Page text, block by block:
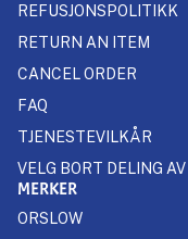
REFUSJONSPOLITIKK
RETURN AN ITEM
CANCEL ORDER
FAQ
TJENESTEVILKÅR
VELG BORT DELING
MERKER
ORSLOW